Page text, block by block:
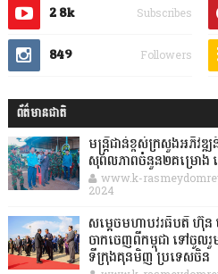
2.8k Subscribes
849 Followers
ព័ត៌មានជាតិ
មន្ត្រីជាន់ខ្ពស់ក្រសួងអភិវឌ្
សុពលភាពចំនួន២គម្រោង
www.k-
2024
សម្តេចមហាបវរធិបតី ហ៊ុ
ចាកចេញពីកម្ពុជា ទៅចូល
ទីក្រុងគុនមិញ ប្រទេសចិន